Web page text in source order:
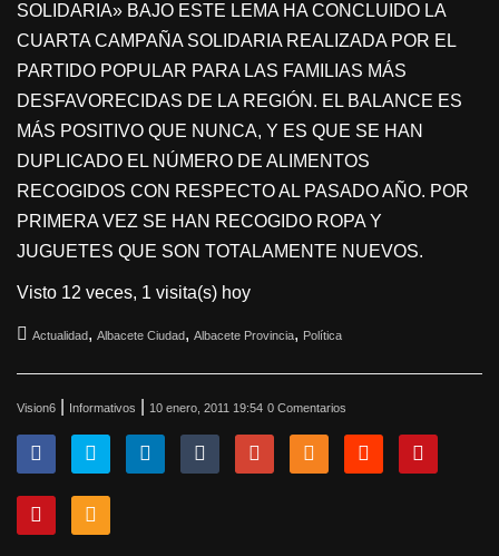
SOLIDARIA» BAJO ESTE LEMA HA CONCLUIDO LA
CUARTA CAMPAÑA SOLIDARIA REALIZADA POR EL
PARTIDO POPULAR PARA LAS FAMILIAS MÁS
DESFAVORECIDAS DE LA REGIÓN. EL BALANCE ES
MÁS POSITIVO QUE NUNCA, Y ES QUE SE HAN
DUPLICADO EL NÚMERO DE ALIMENTOS
RECOGIDOS CON RESPECTO AL PASADO AÑO. POR
PRIMERA VEZ SE HAN RECOGIDO ROPA Y
JUGUETES QUE SON TOTALAMENTE NUEVOS.
Visto 12 veces, 1 visita(s) hoy
Actualidad, Albacete Ciudad, Albacete Provincia, Política
Vision6 Informativos 10 enero, 2011 19:54 0 Comentarios